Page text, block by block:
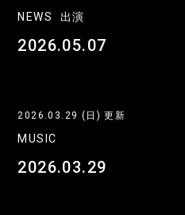
NEWS 出演
2026.05.07
2026.03.29 (日) 更新
MUSIC
2026.03.29